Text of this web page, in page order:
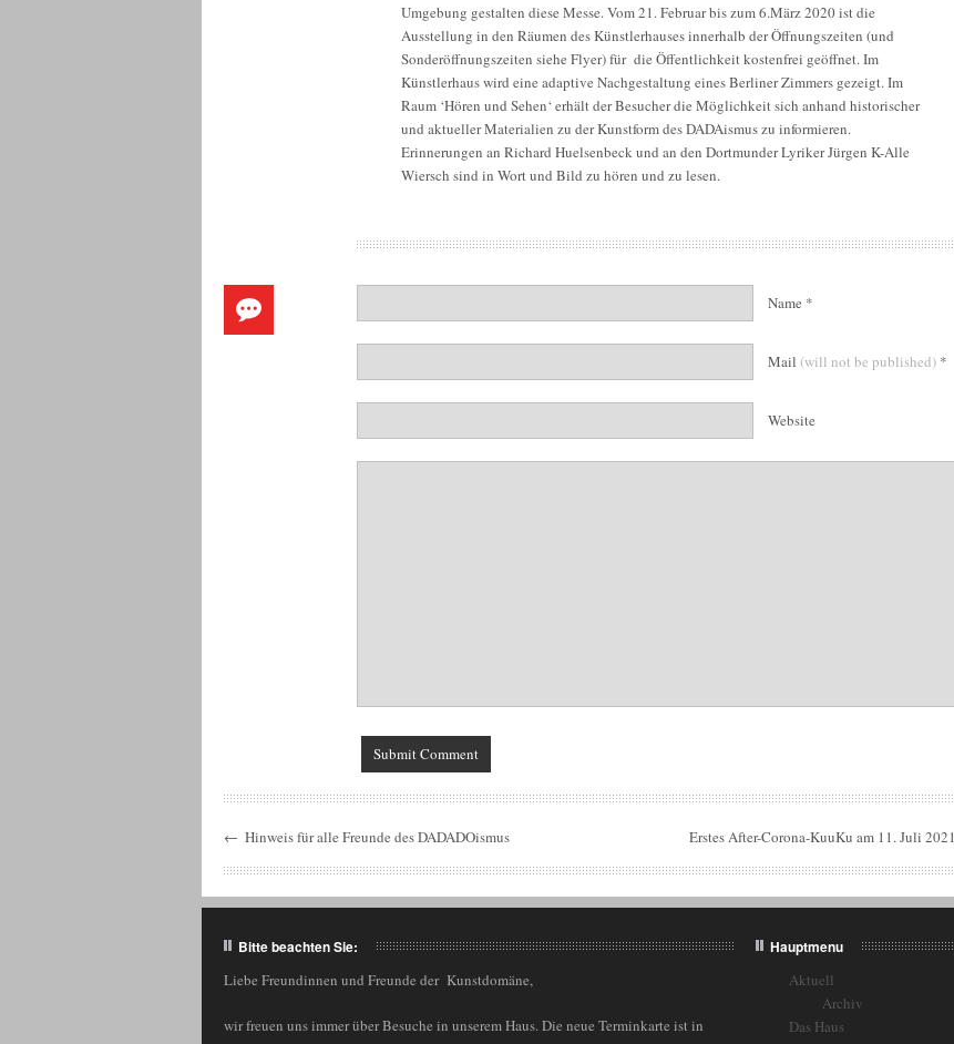
Umgebung gestalten diese Messe. Vom 21. Februar bis zum 6.März 2020 ist die
Ausstellung in den Räumen des Künstlerhauses innerhalb der Öffnungszeiten (und
Sonderöffnungszeiten siehe Flyer) für die Öffentlichkeit kostenfrei geöffnet. Im
Künstlerhaus wird eine adaptive Nachgestaltung eines Berliner Zimmers gezeigt. Im
Raum ‘Hören und Sehen‘ erhält der Besucher die Möglichkeit sich anhand historischer
und aktueller Materialien zu der Kunstform des DADAismus zu informieren.
Erinnerungen an Richard Huelsenbeck und an den Dortmunder Lyriker Jürgen K-Alle
Wiersch sind in Wort und Bild zu hören und zu lesen.
Name *
Mail (will not be published) *
Website
← Hinweis für alle Freunde des DADADOismus Erstes After-Corona-KuuKu am 11. Juli 2021
Bitte beachten Sie:
Liebe Freundinnen und Freunde der Kunstdomäne,
wir freuen uns immer über Besuche in unserem Haus. Die neue Terminkarte ist in
Hauptmenu
Aktuell
Archiv
Das Haus